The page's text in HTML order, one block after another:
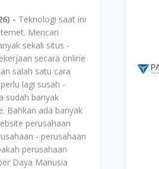
- Teknologi saat ini
Mencari
sekali situs -
secara online
salah satu cara
lagi susah -
sudah banyak
Bahkan ada banyak
perusahaan
- perusahaan
perusahaan
Daya Manusia